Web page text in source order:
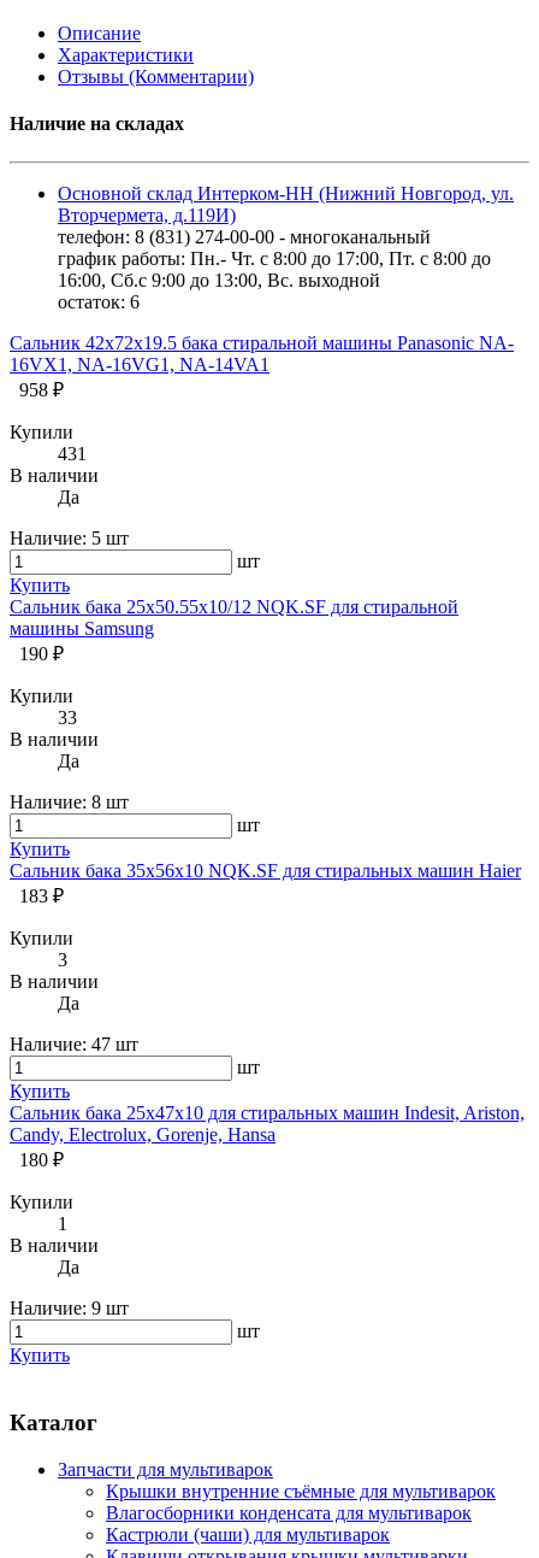
Описание
Характеристики
Отзывы (Комментарии)
Наличие на складах
Основной склад Интерком-НН (Нижний Новгород, ул.
Вторчермета, д.119И)
телефон: 8 (831) 274-00-00 - многоканальный
график работы: Пн.- Чт. с 8:00 до 17:00, Пт. с 8:00 до
16:00, Сб.с 9:00 до 13:00, Вс. выходной
остаток: 6
Сальник 42х72х19.5 бака стиральной машины Panasonic NA-
16VX1, NA-16VG1, NA-14VA1
958 ₽
Купили
431
В наличии
Да
Наличие: 5 шт
шт
Купить
Сальник бака 25x50.55x10/12 NQK.SF для стиральной
машины Samsung
190 ₽
Купили
33
В наличии
Да
Наличие: 8 шт
шт
Купить
Сальник бака 35х56х10 NQK.SF для стиральных машин Haier
183 ₽
Купили
3
В наличии
Да
Наличие: 47 шт
шт
Купить
Сальник бака 25х47х10 для стиральных машин Indesit, Ariston,
Candy, Electrolux, Gorenje, Hansa
180 ₽
Купили
1
В наличии
Да
Наличие: 9 шт
шт
Купить
Каталог
Запчасти для мультиварок
Крышки внутренние съёмные для мультиварок
Влагосборники конденсата для мультиварок
Кастрюли (чаши) для мультиварок